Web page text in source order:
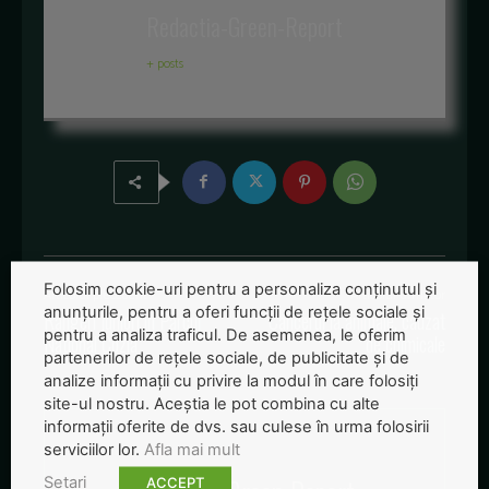
+ posts
Articolul precedent
Rangeri juniori in Parcul
National Cozia
Articolul următor
Cancerul la animale, cauzat
de chimicale
Folosim cookie-uri pentru a personaliza conținutul și
anunțurile, pentru a oferi funcții de rețele sociale și
pentru a analiza traficul. De asemenea, le oferim
partenerilor de rețele sociale, de publicitate și de
analize informații cu privire la modul în care folosiți
site-ul nostru. Aceștia le pot combina cu alte
informații oferite de dvs. sau culese în urma folosirii
serviciilor lor. Afla mai mult
Setari
ACCEPT